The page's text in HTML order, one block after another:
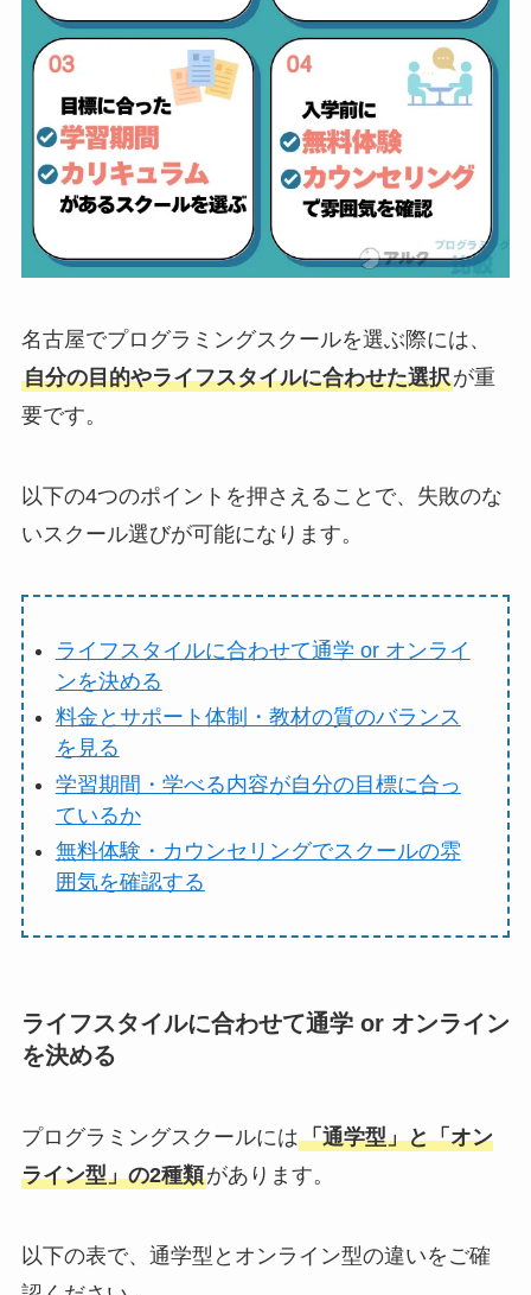
名古屋でプログラミングスクールを選ぶ際には、
自分の目的やライフスタイルに合わせた選択が重
要です。
以下の4つのポイントを押さえることで、失敗のな
いスクール選びが可能になります。
ライフスタイルに合わせて通学 or オンライ
ンを決める
料金とサポート体制・教材の質のバランス
を見る
学習期間・学べる内容が自分の目標に合っ
ているか
無料体験・カウンセリングでスクールの雰
囲気を確認する
ライフスタイルに合わせて通学 or オンライン
を決める
プログラミングスクールには「通学型」と「オン
ライン型」の2種類があります。
以下の表で、通学型とオンライン型の違いをご確